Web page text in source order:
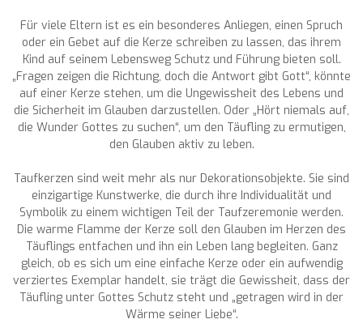
Für viele Eltern ist es ein besonderes Anliegen, einen Spruch
oder ein Gebet auf die Kerze schreiben zu lassen, das ihrem
Kind auf seinem Lebensweg Schutz und Führung bieten soll.
„Fragen zeigen die Richtung, doch die Antwort gibt Gott“, könnte
auf einer Kerze stehen, um die Ungewissheit des Lebens und
die Sicherheit im Glauben darzustellen. Oder „Hört niemals auf,
die Wunder Gottes zu suchen“, um den Täufling zu ermutigen,
den Glauben aktiv zu leben.
Taufkerzen sind weit mehr als nur Dekorationsobjekte. Sie sind
einzigartige Kunstwerke, die durch ihre Individualität und
Symbolik zu einem wichtigen Teil der Taufzeremonie werden.
Die warme Flamme der Kerze soll den Glauben im Herzen des
Täuflings entfachen und ihn ein Leben lang begleiten. Ganz
gleich, ob es sich um eine einfache Kerze oder ein aufwendig
verziertes Exemplar handelt, sie trägt die Gewissheit, dass der
Täufling unter Gottes Schutz steht und „getragen wird in der
Wärme seiner Liebe“.